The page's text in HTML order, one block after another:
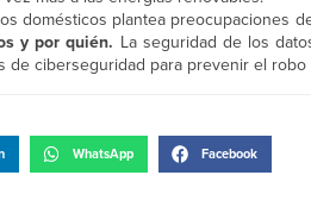
domésticos plantea preocupaciones
y por quién. La seguridad de los
de ciberseguridad para prevenir el robo
WhatsApp Facebook